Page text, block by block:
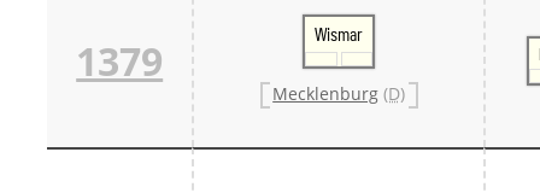
1379
Wismar
Mecklenburg (D)